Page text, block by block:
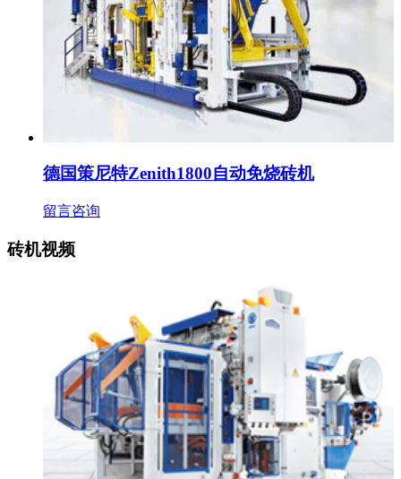
德国策尼特Zenith1800自动免烧砖机
留言咨询
砖机视频